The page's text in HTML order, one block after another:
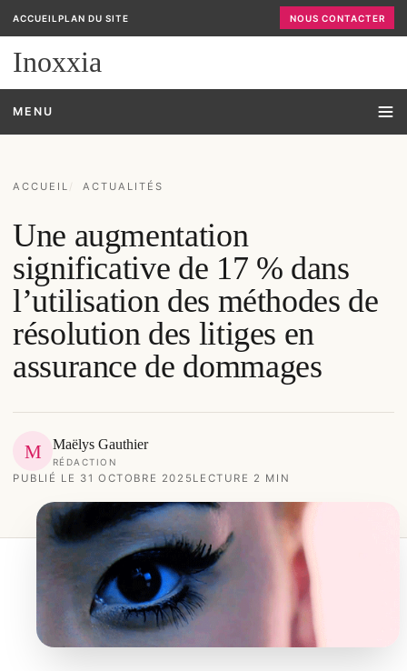
ACCUEIL PLAN DU SITE NOUS CONTACTER
Inoxxia
MENU
ACCUEIL ACTUALITÉS
Une augmentation
significative de 17 % dans
l’utilisation des méthodes de
résolution des litiges en
assurance de dommages
M Maëlys Gauthier
RÉDACTION
PUBLIÉ LE 31 OCTOBRE 2025LECTURE 2 MIN